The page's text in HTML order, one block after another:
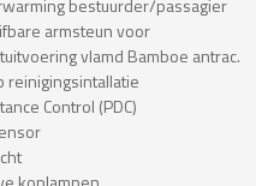
bestuurder/passagier
armsteun voor
vlamd Bamboe antrac.
reinigingsintallatie
Control (PDC)